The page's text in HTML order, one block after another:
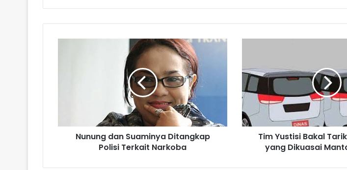
Nunung dan Suaminya Ditangkap
Polisi Terkait Narkoba
Tim Yustisi Bakal
yang Dikuasai